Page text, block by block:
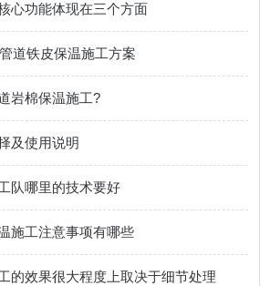
心功能体现在三个方面
道铁皮保温施工方案
岩棉保温施工?
及使用说明
队哪里的技术要好
施工注意事项有哪些
的效果很大程度上取决于细节处理